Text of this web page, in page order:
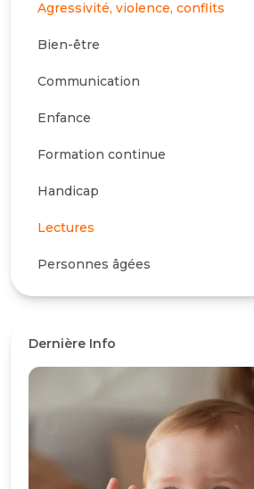
Agressivité, violence, conflits
Bien-être
Communication
Enfance
Formation continue
Handicap
Lectures
Personnes âgées
Dernière Info